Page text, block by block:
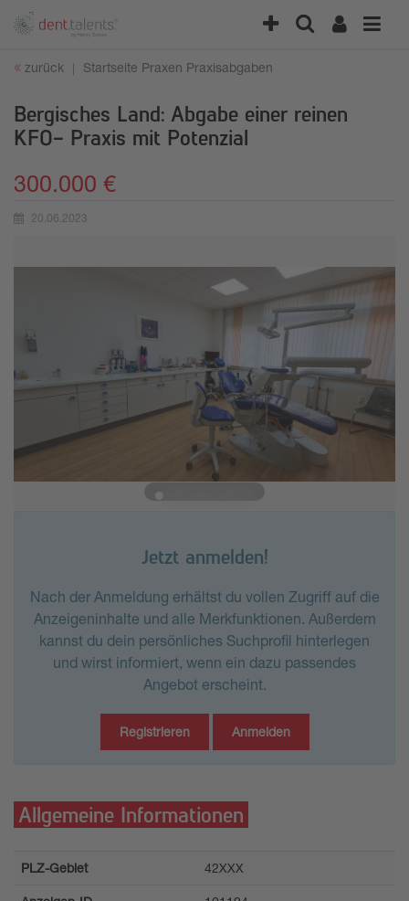
zurück Startseite Praxen Praxisabgaben
Bergisches Land: Abgabe einer reinen
KFO- Praxis mit Potenzial
300.000 €
20.06.2023
Jetzt anmelden!
Nach der Anmeldung erhältst du vollen Zugriff auf die
Anzeigeninhalte und alle Merkfunktionen. Außerdem
kannst du dein persönliches Suchprofil hinterlegen
und wirst informiert, wenn ein dazu passendes
Angebot erscheint.
Registrieren Anmelden
Allgemeine Informationen
PLZ-Gebiet 42XXX